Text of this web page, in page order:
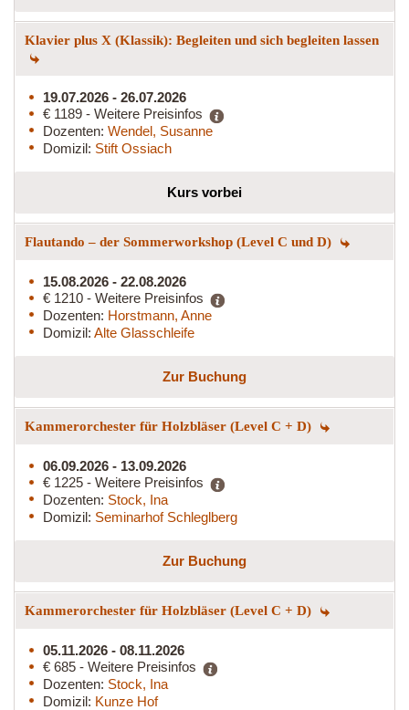
Klavier plus X (Klassik): Begleiten und sich begleiten lassen
19.07.2026 - 26.07.2026
€ 1189 - Weitere Preisinfos
Dozenten: Wendel, Susanne
Domizil: Stift Ossiach
Kurs vorbei
Flautando – der Sommerworkshop (Level C und D)
15.08.2026 - 22.08.2026
€ 1210 - Weitere Preisinfos
Dozenten: Horstmann, Anne
Domizil: Alte Glasschleife
Zur Buchung
Kammerorchester für Holzbläser (Level C + D)
06.09.2026 - 13.09.2026
€ 1225 - Weitere Preisinfos
Dozenten: Stock, Ina
Domizil: Seminarhof Schleglberg
Zur Buchung
Kammerorchester für Holzbläser (Level C + D)
05.11.2026 - 08.11.2026
€ 685 - Weitere Preisinfos
Dozenten: Stock, Ina
Domizil: Kunze Hof